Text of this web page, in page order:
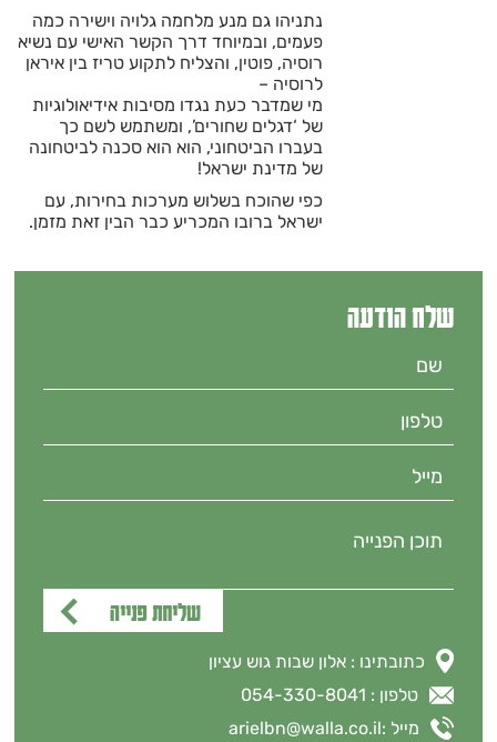
נתניהו גם מנע מלחמה גלויה וישירה כמה
פעמים, ובמיוחד דרך הקשר האישי עם נשיא
רוסיה, פוטין, והצליח לתקוע טריז בין איראן
לרוסיה –
מי שמדבר כעת נגדו מסיבות אידיאולוגיות
של ‘דגלים שחורים’, ומשתמש לשם כך
בעברו הביטחוני, הוא הוא סכנה לביטחונה
של מדינת ישראל!
כפי שהוכח בשלוש מערכות בחירות, עם
ישראל ברובו המכריע כבר הבין זאת מזמן.
שלח הודעה
כתובתינו : אלון שבות גוש עציון
טלפון : 054-330-8041
מייל :arielbn@walla.co.il